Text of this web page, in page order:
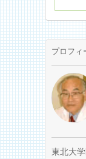
プロフィ
東北大